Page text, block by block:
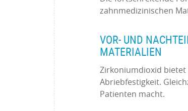
zahnmedizinischen
VOR- UND
MATERIALIEN
Zirkoniumdioxid bietet
Abriebfestigkeit.
Patienten macht.